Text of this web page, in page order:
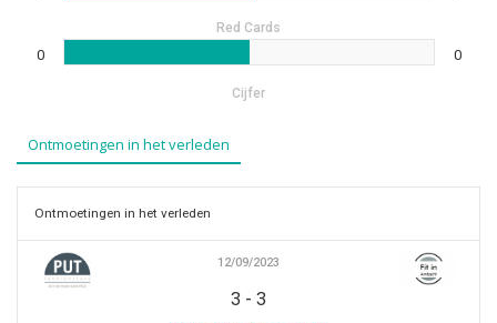
Red Cards
0 0
Cijfer
Ontmoetingen in het verleden
Ontmoetingen in het verleden
12/09/2023
3 - 3